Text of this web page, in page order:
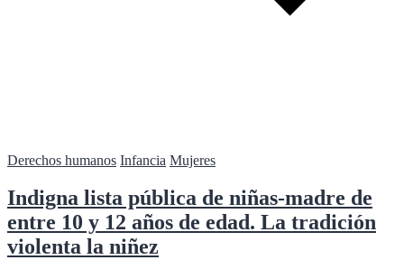
Derechos humanos Infancia Mujeres
Indigna lista pública de niñas-madre de
entre 10 y 12 años de edad. La tradición
violenta la niñez